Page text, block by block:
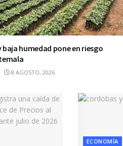
humedad pone en riesgo
8 AGOSTO, 2026
ECONOMÍA